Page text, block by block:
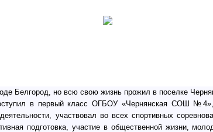
Белгород, но всю свою жизнь прожил в поселке
в первый класс ОГБОУ «Чернянская СОШ
участвовал во всех спортивных
подготовка, участие в общественной жизни,